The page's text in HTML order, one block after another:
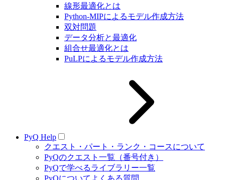
線形最適化とは
Python-MIPによるモデル作成方法
双対問題
データ分析と最適化
組合せ最適化とは
PuLPによるモデル作成方法
PyQ Help
クエスト・パート・ランク・コースについて
PyQのクエスト一覧（番号付き）
PyQで学べるライブラリー一覧
PyQについてよくある質問